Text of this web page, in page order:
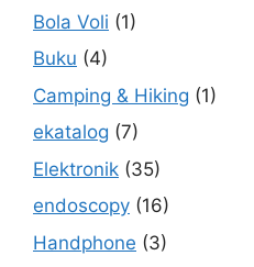
Bola Voli (1)
Buku (4)
Camping & Hiking (1)
ekatalog (7)
Elektronik (35)
endoscopy (16)
Handphone (3)